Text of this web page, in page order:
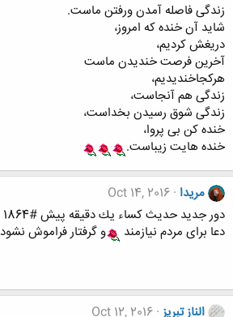
زندگی فاصله آمدن ورفتن ماست.
شاید آن خنده که امروز،
دریغش کردیم،
آخرین فرصت خندیدن ماست
هرکجاخندیدیم،
زندگی هم آنجاست،
زندگی شوق رسیدن بخداست،
خنده کن بی پروا،
خنده هایت زیباست.
مریدا Oct 14, 2016
دور جدید حدیث کساء يك دقيقه پيش #1864
دعا برای مردم نیازمند
و گرفتار فراموش نشود
الناز تبریز Oct 12, 2016